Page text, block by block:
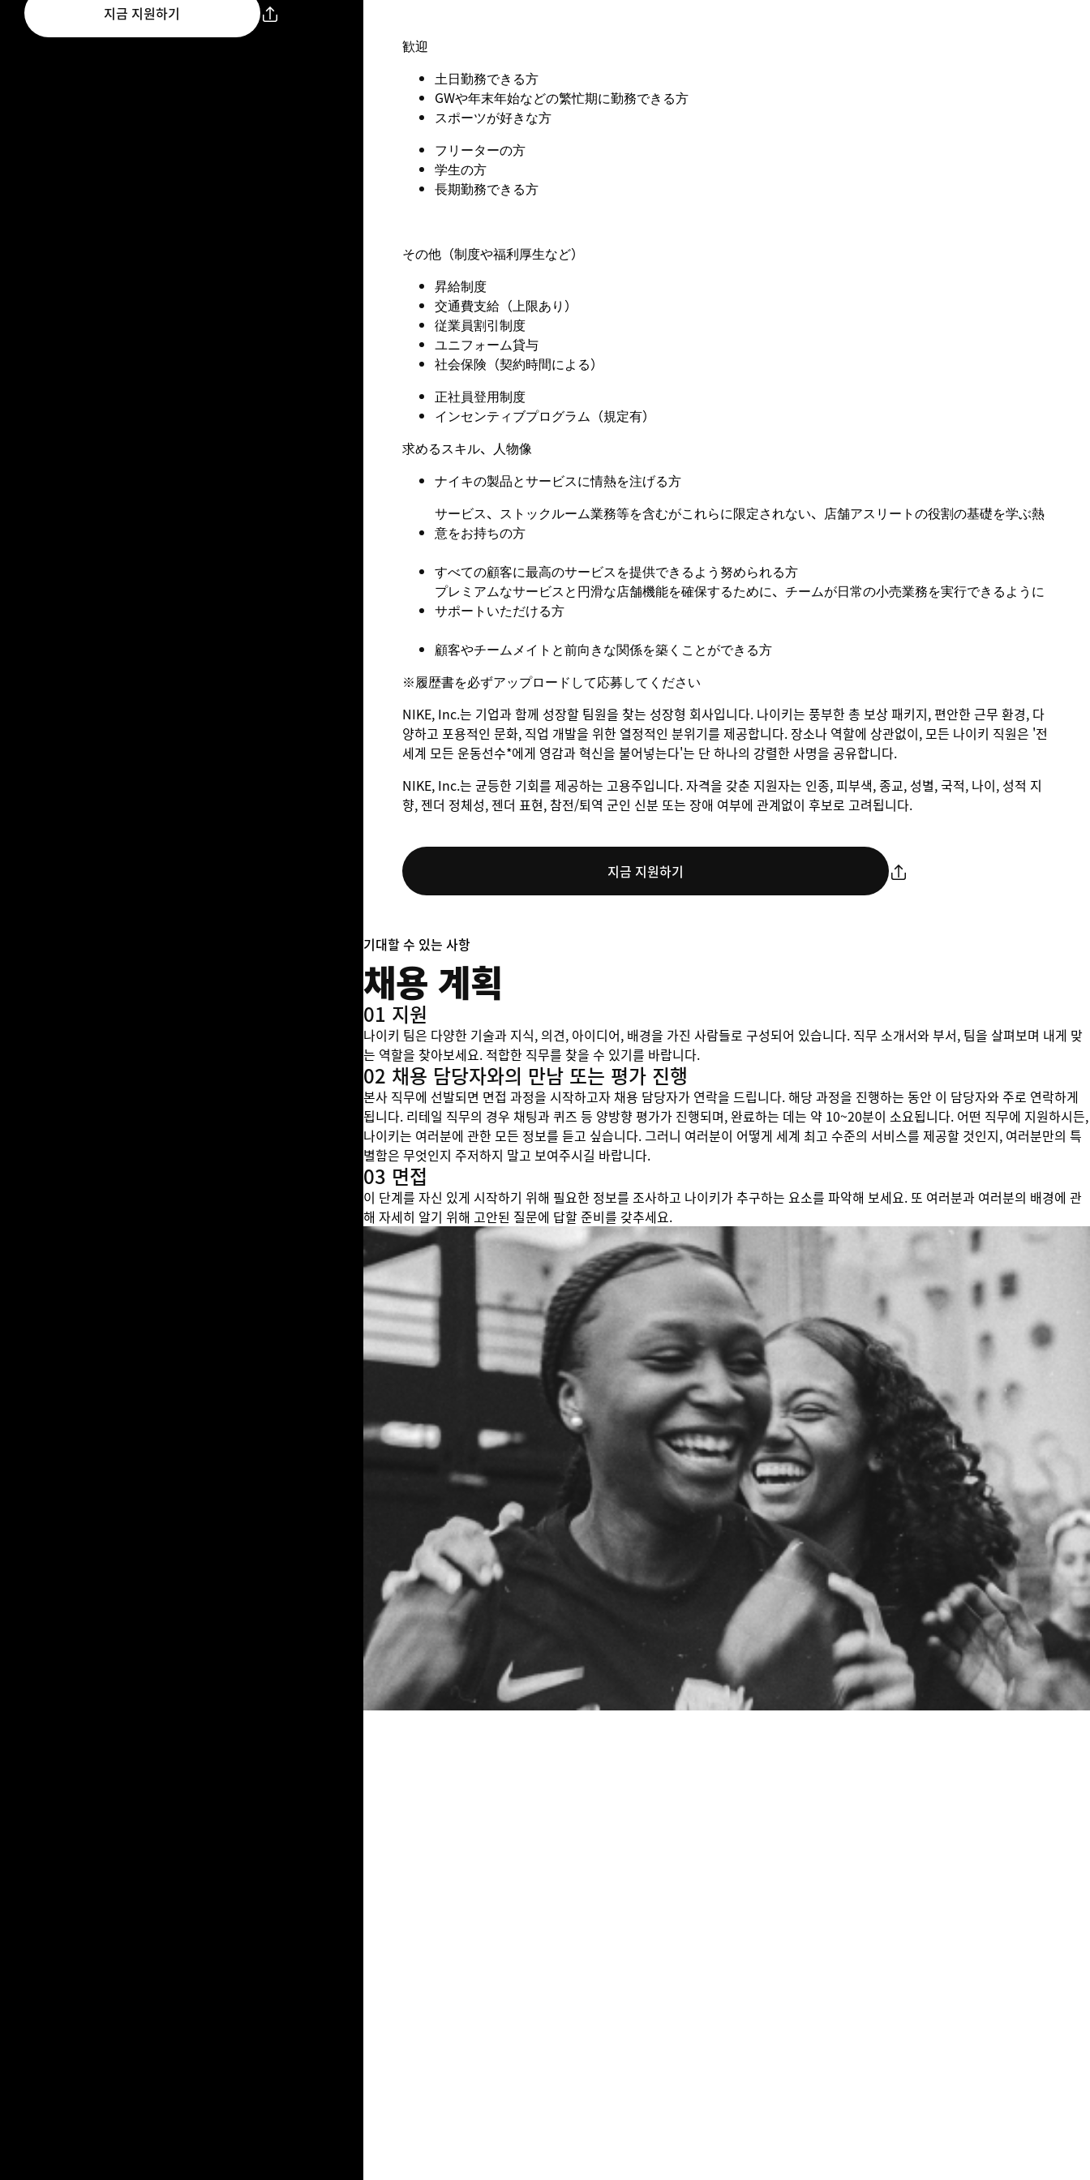
지금 지원하기
歓迎
土日勤務できる方
GWや年末年始などの繁忙期に勤務できる方
スポーツが好きな方
フリーターの方
学生の方
長期勤務できる方
その他（制度や福利厚生など）
昇給制度
交通費支給（上限あり）
従業員割引制度
ユニフォーム貸与
社会保険 （契約時間による）
正社員登用制度
インセンティブプログラム（規定有）
求めるスキル、人物像
ナイキの製品とサービスに情熱を注げる方
サービス、ストックルーム業務等を含むがこれらに限定されない、店舗アスリートの役割の基礎を学ぶ熱
意をお持ちの方
すべての顧客に最高のサービスを提供できるよう努められる方
プレミアムなサービスと円滑な店舗機能を確保するために、チームが日常の小売業務を実行できるように
サポートいただける方
顧客やチームメイトと前向きな関係を築くことができる方
※履歴書を必ずアップロードして応募してください
NIKE, Inc.는 기업과 함께 성장할 팀원을 찾는 성장형 회사입니다. 나이키는 풍부한 총 보상 패키지, 편안한 근무 환경, 다
양하고 포용적인 문화, 직업 개발을 위한 열정적인 분위기를 제공합니다. 장소나 역할에 상관없이, 모든 나이키 직원은 '전
세계 모든 운동선수*에게 영감과 혁신을 불어넣는다'는 단 하나의 강렬한 사명을 공유합니다.
NIKE, Inc.는 균등한 기회를 제공하는 고용주입니다. 자격을 갖춘 지원자는 인종, 피부색, 종교, 성별, 국적, 나이, 성적 지
향, 젠더 정체성, 젠더 표현, 참전/퇴역 군인 신분 또는 장애 여부에 관계없이 후보로 고려됩니다.
지금 지원하기
기대할 수 있는 사항
채용 계획
01 지원
나이키 팀은 다양한 기술과 지식, 의견, 아이디어, 배경을 가진 사람들로 구성되어 있습니다. 직무 소개서와 부서, 팀을 살펴보며 내게 맞
는 역할을 찾아보세요. 적합한 직무를 찾을 수 있기를 바랍니다.
02 채용 담당자와의 만남 또는 평가 진행
본사 직무에 선발되면 면접 과정을 시작하고자 채용 담당자가 연락을 드립니다. 해당 과정을 진행하는 동안 이 담당자와 주로 연락하게
됩니다. 리테일 직무의 경우 채팅과 퀴즈 등 양방향 평가가 진행되며, 완료하는 데는 약 10~20분이 소요됩니다. 어떤 직무에 지원하시든,
나이키는 여러분에 관한 모든 정보를 듣고 싶습니다. 그러니 여러분이 어떻게 세계 최고 수준의 서비스를 제공할 것인지, 여러분만의 특
별함은 무엇인지 주저하지 말고 보여주시길 바랍니다.
03 면접
이 단계를 자신 있게 시작하기 위해 필요한 정보를 조사하고 나이키가 추구하는 요소를 파악해 보세요. 또 여러분과 여러분의 배경에 관
해 자세히 알기 위해 고안된 질문에 답할 준비를 갖추세요.